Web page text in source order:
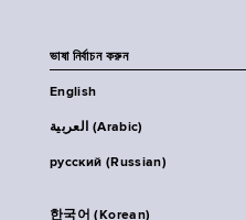
ভাষা নির্বাচন করুন
English
العربية (Arabic)
русский (Russian)
한국어 (Korean)